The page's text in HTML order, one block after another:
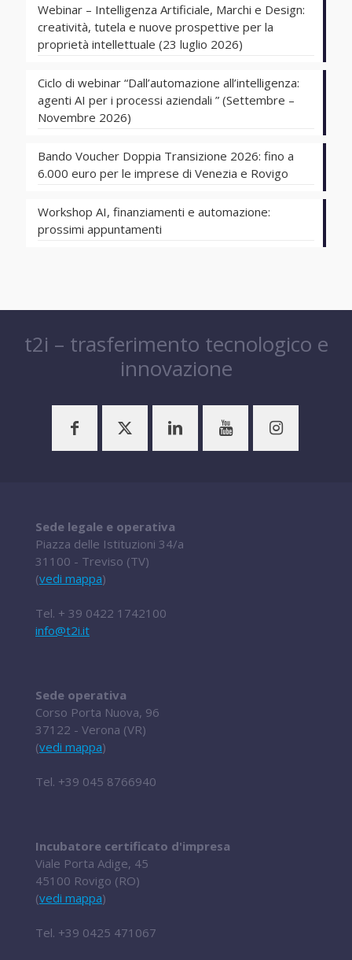
Webinar – Intelligenza Artificiale, Marchi e Design:
creatività, tutela e nuove prospettive per la
proprietà intellettuale (23 luglio 2026)
Ciclo di webinar “Dall’automazione all’intelligenza:
agenti AI per i processi aziendali ” (Settembre –
Novembre 2026)
Bando Voucher Doppia Transizione 2026: fino a
6.000 euro per le imprese di Venezia e Rovigo
Workshop AI, finanziamenti e automazione:
prossimi appuntamenti
t2i – trasferimento tecnologico e
innovazione
Sede legale e operativa
Piazza delle Istituzioni 34/a
31100 - Treviso (TV)
(vedi mappa)
Tel. + 39 0422 1742100
info@t2i.it
Sede operativa
Corso Porta Nuova, 96
37122 - Verona (VR)
(vedi mappa)
Tel. +39 045 8766940
Incubatore certificato d'impresa
Viale Porta Adige, 45
45100 Rovigo (RO)
(vedi mappa)
Tel. +39 0425 471067